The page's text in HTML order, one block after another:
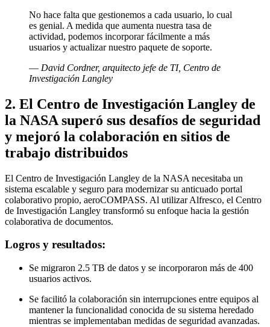
No hace falta que gestionemos a cada usuario, lo cual
es genial. A medida que aumenta nuestra tasa de
actividad, podemos incorporar fácilmente a más
usuarios y actualizar nuestro paquete de soporte.
— David Cordner, arquitecto jefe de TI, Centro de
Investigación Langley
2. El Centro de Investigación Langley de
la NASA superó sus desafíos de seguridad
y mejoró la colaboración en sitios de
trabajo distribuidos
El Centro de Investigación Langley de la NASA necesitaba un
sistema escalable y seguro para modernizar su anticuado portal
colaborativo propio, aeroCOMPASS. Al utilizar Alfresco, el Centro
de Investigación Langley transformó su enfoque hacia la gestión
colaborativa de documentos.
Logros y resultados:
Se migraron 2.5 TB de datos y se incorporaron más de 400
usuarios activos.
Se facilitó la colaboración sin interrupciones entre equipos al
mantener la funcionalidad conocida de su sistema heredado
mientras se implementaban medidas de seguridad avanzadas.